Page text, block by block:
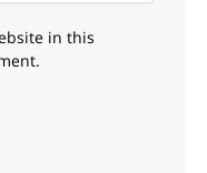
in this